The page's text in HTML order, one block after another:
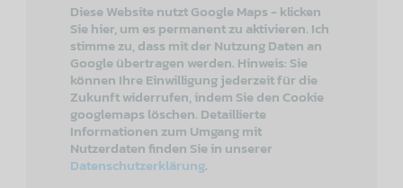
Diese Website nutzt Google Maps - klicken
Sie hier, um es permanent zu aktivieren. Ich
stimme zu, dass mit der Nutzung Daten an
Google übertragen werden. Hinweis: Sie
können Ihre Einwilligung jederzeit für die
Zukunft widerrufen, indem Sie den Cookie
googlemaps löschen. Detaillierte
Informationen zum Umgang mit
Nutzerdaten finden Sie in unserer
Datenschutzerklärung.